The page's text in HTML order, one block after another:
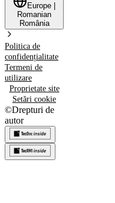
Europe
Romanian
România
Politica de
confidențialitate
Termeni de
utilizare
Proprietate site
Setări cookie
©Drepturi de
autor